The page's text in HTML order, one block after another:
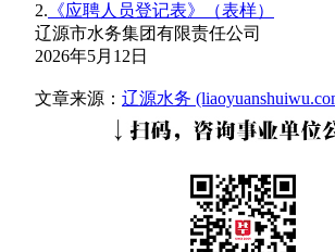
2. 《应聘人员登记表》（表样）
辽源市水务集团有限责任公司
2026年5月12日
文章来源： 辽源水务